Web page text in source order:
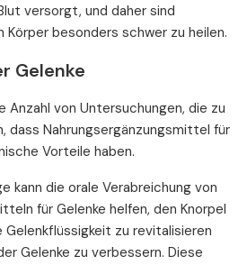
versorgt, und daher sind
Körper besonders schwer zu heilen.
Gelenke
Anzahl von Untersuchungen, die zu
dass Nahrungsergänzungsmittel für
Vorteile haben.
kann die orale Verabreichung von
für Gelenke helfen, den Knorpel
Gelenkflüssigkeit zu revitalisieren
Gelenke zu verbessern. Diese